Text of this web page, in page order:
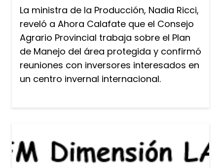
La ministra de la Producción, Nadia Ricci,
reveló a Ahora Calafate que el Consejo
Agrario Provincial trabaja sobre el Plan
de Manejo del área protegida y confirmó
reuniones con inversores interesados en
un centro invernal internacional.